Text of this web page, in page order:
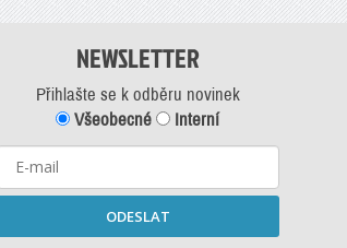
NEWSLETTER
Přihlašte se k odběru novinek
Všeobecné
Interní
ODESLAT